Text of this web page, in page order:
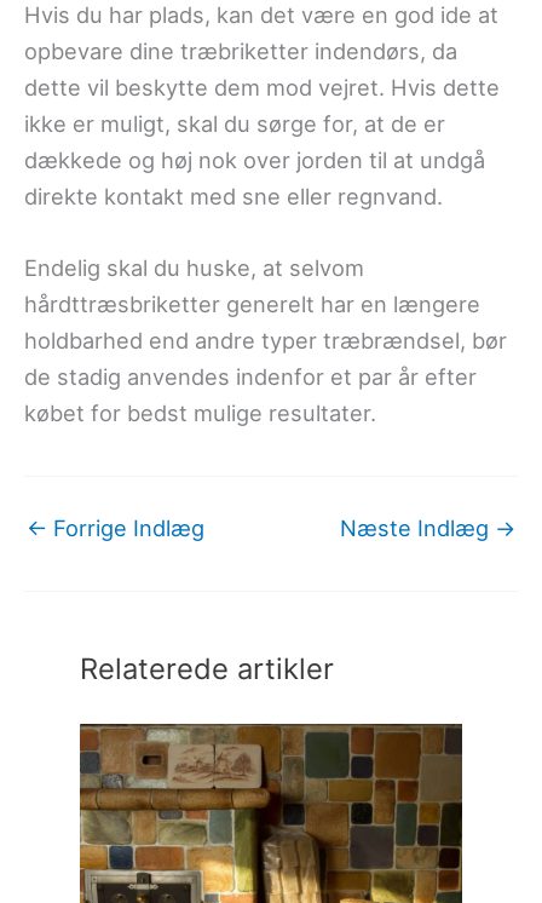
Hvis du har plads, kan det være en god ide at
opbevare dine træbriketter indendørs, da
dette vil beskytte dem mod vejret. Hvis dette
ikke er muligt, skal du sørge for, at de er
dækkede og høj nok over jorden til at undgå
direkte kontakt med sne eller regnvand.
Endelig skal du huske, at selvom
hårdttræsbriketter generelt har en længere
holdbarhed end andre typer træbrændsel, bør
de stadig anvendes indenfor et par år efter
købet for bedst mulige resultater.
← Forrige Indlæg Næste Indlæg →
Relaterede artikler